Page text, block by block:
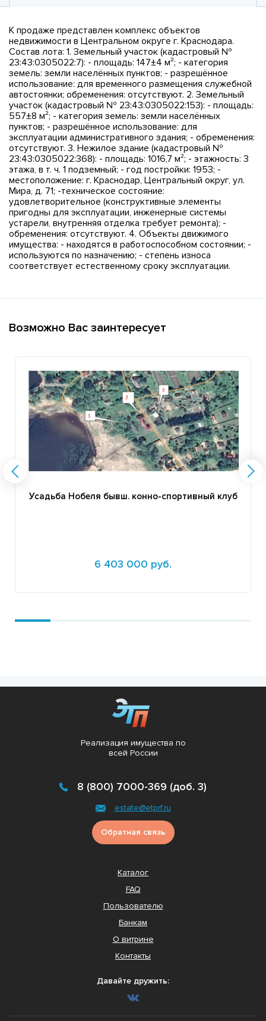
К продаже представлен комплекс объектов
недвижимости в Центральном округе г. Краснодара.
Состав лота: 1. Земельный участок (кадастровый №
23:43:0305022:7): - площадь: 147±4 м²; - категория
земель: земли населённых пунктов; - разрешённое
использование: для временного размещения служебной
автостоянки; обременения: отсутствуют. 2. Земельный
участок (кадастровый № 23:43:0305022:153): - площадь:
557±8 м²; - категория земель: земли населённых
пунктов; - разрешённое использование: для
эксплуатации административного здания; - обременения:
отсутствуют. 3. Нежилое здание (кадастровый №
23:43:0305022:368): - площадь: 1016,7 м²; - этажность: 3
этажа, в т. ч. 1 подземный; - год постройки: 1953; -
местоположение: г. Краснодар, Центральный округ, ул.
Мира, д. 71; -техническое состояние:
удовлетворительное (конструктивные элементы
пригодны для эксплуатации, инженерные системы
устарели, внутренняя отделка требует ремонта); -
обременения: отсутствуют. 4. Объекты движимого
имущества: - находятся в работоспособном состоянии; -
используются по назначению; - степень износа
соответствует естественному сроку эксплуатации.
Возможно Вас заинтересует
Усадьба Нобеля бывш. конно-спортивный клуб
6 403 000 руб.
Реализация имущества по
всей России
8 (800) 7000-369 (доб. 3)
estate@etprf.ru
Обратная связь
Каталог
FAQ
Пользователю
Банкам
О витрине
Контакты
Давайте дружить: